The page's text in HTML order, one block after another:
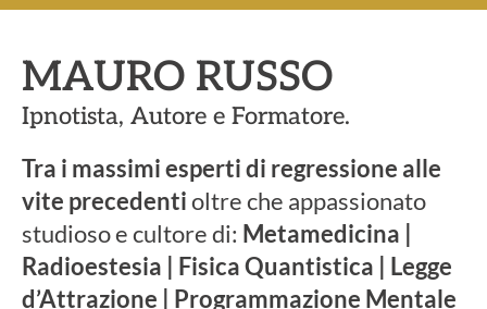
MAURO RUSSO
Ipnotista, Autore e Formatore.
Tra i massimi esperti di regressione alle
vite precedentioltre che appassionato
studioso e cultore di: Metamedicina |
Radioestesia | Fisica Quantistica | Legge
d’Attrazione | Programmazione Mentale